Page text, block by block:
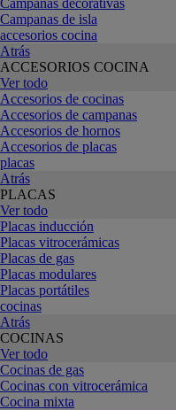
Campanas de isla
accesorios cocina
Atrás
ACCESORIOS COCINA
Ver todo
Accesorios de cocinas
Accesorios de campanas
Accesorios de hornos
Accesorios de placas
placas
Atrás
PLACAS
Ver todo
Placas inducción
Placas vitrocerámicas
Placas de gas
Placas modulares
Placas portátiles
cocinas
Atrás
COCINAS
Ver todo
Cocinas de gas
Cocinas con vitrocerámica
Cocina mixta